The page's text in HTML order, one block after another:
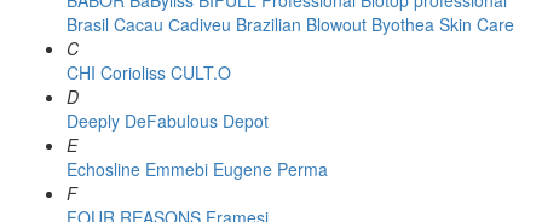
Brasil Cacau Сadiveu Brazilian Blowout Byothea Skin Care
C
CHI Corioliss CULT.O
D
Deeply DeFabulous Depot
E
Echosline Emmebi Eugene Perma
F
FOUR REASONS Framesi